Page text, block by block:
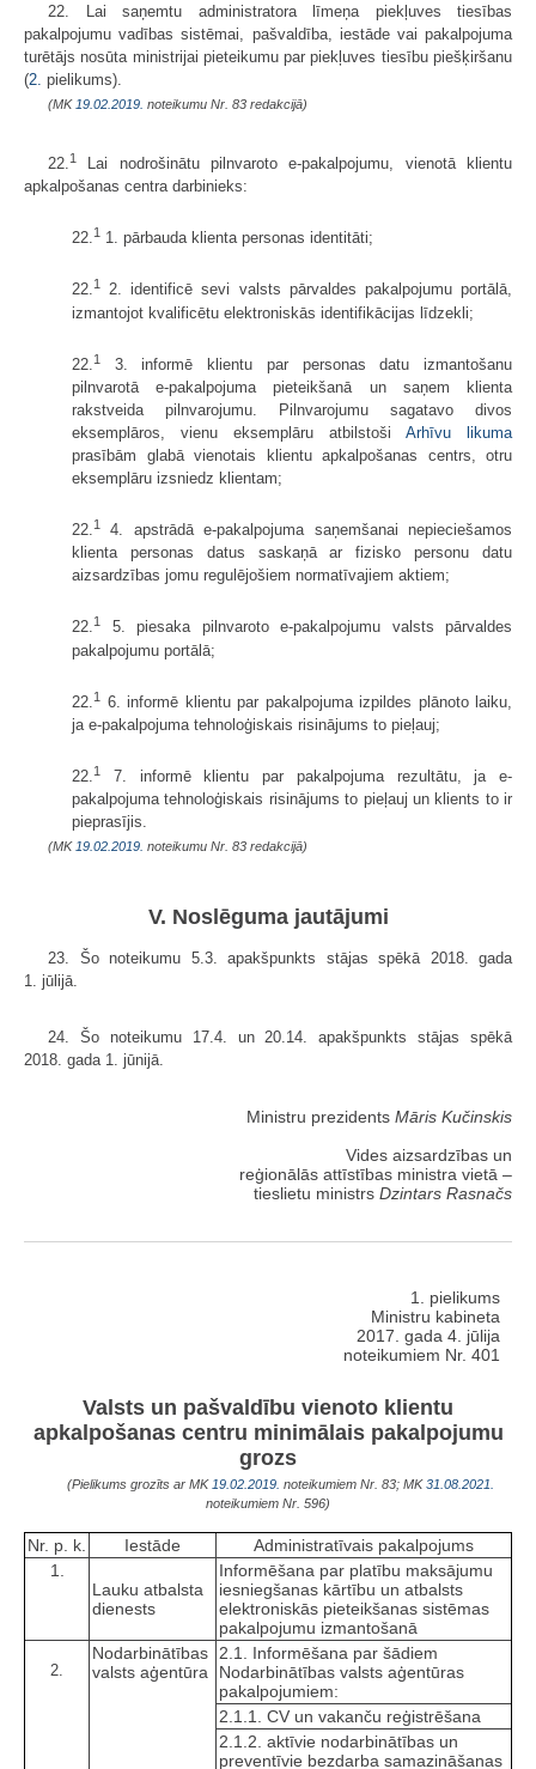
22. Lai saņemtu administratora līmeņa piekļuves tiesības
pakalpojumu vadības sistēmai, pašvaldība, iestāde vai pakalpojuma
turētājs nosūta ministrijai pieteikumu par piekļuves tiesību piešķiršanu
(2. pielikums).
(MK 19.02.2019. noteikumu Nr. 83 redakcijā)
22. 1
Lai nodrošinātu pilnvaroto e-pakalpojumu, vienotā klientu
apkalpošanas centra darbinieks:
22.1 1. pārbauda klienta personas identitāti;
22.1
2. identificē sevi valsts pārvaldes pakalpojumu portālā,
izmantojot kvalificētu elektroniskās identifikācijas līdzekli;
22. 1
3. informē klientu par personas datu izmantošanu
pilnvarotā e-pakalpojuma pieteikšanā un saņem klienta
rakstveida pilnvarojumu. Pilnvarojumu sagatavo divos
eksemplāros, vienu eksemplāru atbilstoši Arhīvu likuma
prasībām glabā vienotais klientu apkalpošanas centrs, otru
eksemplāru izsniedz klientam;
22.1
4. apstrādā e-pakalpojuma saņemšanai nepieciešamos
klienta personas datus saskaņā ar fizisko personu datu
aizsardzības jomu regulējošiem normatīvajiem aktiem;
22.1
5. piesaka pilnvaroto e-pakalpojumu valsts pārvaldes
pakalpojumu portālā;
22. 1
6. informē klientu par pakalpojuma izpildes plānoto laiku,
ja e-pakalpojuma tehnoloģiskais risinājums to pieļauj;
22.1
7. informē klientu par pakalpojuma rezultātu, ja e-
pakalpojuma tehnoloģiskais risinājums to pieļauj un klients to ir
pieprasījis.
(MK 19.02.2019. noteikumu Nr. 83 redakcijā)
V. Noslēguma jautājumi
23. Šo noteikumu 5.3. apakšpunkts stājas spēkā 2018. gada
1. jūlijā.
24. Šo noteikumu 17.4. un 20.14. apakšpunkts stājas spēkā
2018. gada 1. jūnijā.
Ministru prezidents Māris Kučinskis
Vides aizsardzības un
reģionālās attīstības ministra vietā –
tieslietu ministrs Dzintars Rasnačs
1. pielikums
Ministru kabineta
2017. gada 4. jūlija
noteikumiem Nr. 401
Valsts un pašvaldību vienoto klientu
apkalpošanas centru minimālais pakalpojumu
grozs
(Pielikums grozīts ar MK 19.02.2019. noteikumiem Nr. 83; MK31.08.2021.
noteikumiem Nr. 596)
Nr. p. k. Iestāde
Administratīvais pakalpojums
1.
Lauku atbalsta
dienests
Informēšana par platību maksājumu
iesniegšanas kārtību un atbalsts
elektroniskās pieteikšanas sistēmas
pakalpojumu izmantošanā
2.
Nodarbinātības
valsts aģentūra
2.1. Informēšana par šādiem
Nodarbinātības valsts aģentūras
pakalpojumiem:
2.1.1. CV un vakanču reģistrēšana
2.1.2. aktīvie nodarbinātības un
preventīvie bezdarba samazināšanas